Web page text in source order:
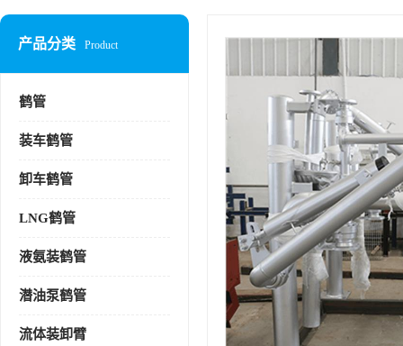
产品分类 Product
鹤管
装车鹤管
卸车鹤管
LNG鹤管
液氨装鹤管
潜油泵鹤管
流体装卸臂